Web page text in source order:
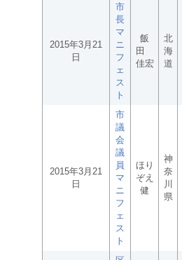
2015年3月21
日
市
長
マ
ニ
フ
ェ
ス
ト
飯
田
佳宏
北
海
道
2015年3月21
日
市
議
会
議
員
マ
ニ
フ
ェ
ス
ト
ほり
ぞえ
健
神
奈
川
県